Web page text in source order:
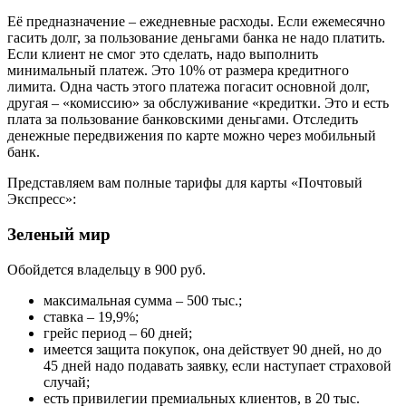
Её предназначение – ежедневные расходы. Если ежемесячно
гасить долг, за пользование деньгами банка не надо платить.
Если клиент не смог это сделать, надо выполнить
минимальный платеж. Это 10% от размера кредитного
лимита. Одна часть этого платежа погасит основной долг,
другая – «комиссию» за обслуживание «кредитки. Это и есть
плата за пользование банковскими деньгами. Отследить
денежные передвижения по карте можно через мобильный
банк.
Представляем вам полные тарифы для карты «Почтовый
Экспресс»:
Зеленый мир
Обойдется владельцу в 900 руб.
максимальная сумма – 500 тыс.;
ставка – 19,9%;
грейс период – 60 дней;
имеется защита покупок, она действует 90 дней, но до
45 дней надо подавать заявку, если наступает страховой
случай;
есть привилегии премиальных клиентов, в 20 тыс.